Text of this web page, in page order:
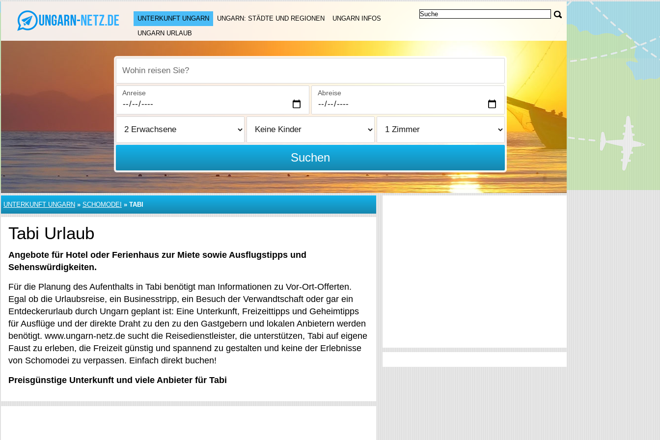
UNTERKUNFT UNGARN UNGARN: STÄDTE UND REGIONEN
UNGARN INFOS
UNGARN URLAUB
Wohin reisen Sie?
Anreise Abreise
Suchen
UNTERKUNFT UNGARN » SCHOMODEI » TABI
Tabi Urlaub
Angebote für Hotel oder Ferienhaus zur Miete sowie Ausflugstipps und
Sehenswürdigkeiten.
Für die Planung des Aufenthalts in Tabi benötigt man Informationen zu Vor-Ort-Offerten.
Egal ob die Urlaubsreise, ein Businesstripp, ein Besuch der Verwandtschaft oder gar ein
Entdeckerurlaub durch Ungarn geplant ist: Eine Unterkunft, Freizeittipps und Geheimtipps
für Ausflüge und der direkte Draht zu den zu den Gastgebern und lokalen Anbietern werden
benötigt. www.ungarn-netz.de sucht die Reisedienstleister, die unterstützen, Tabi auf eigene
Faust zu erleben, die Freizeit günstig und spannend zu gestalten und keine der Erlebnisse
von Schomodei zu verpassen. Einfach direkt buchen!
Preisgünstige Unterkunft und viele Anbieter für Tabi